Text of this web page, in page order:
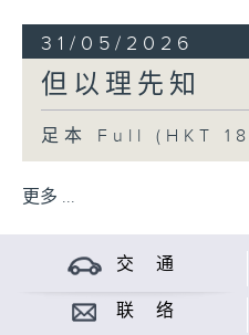
31/05/2026
但以理先知
足本 Full (HKT
更多 ...
交 通
联 络